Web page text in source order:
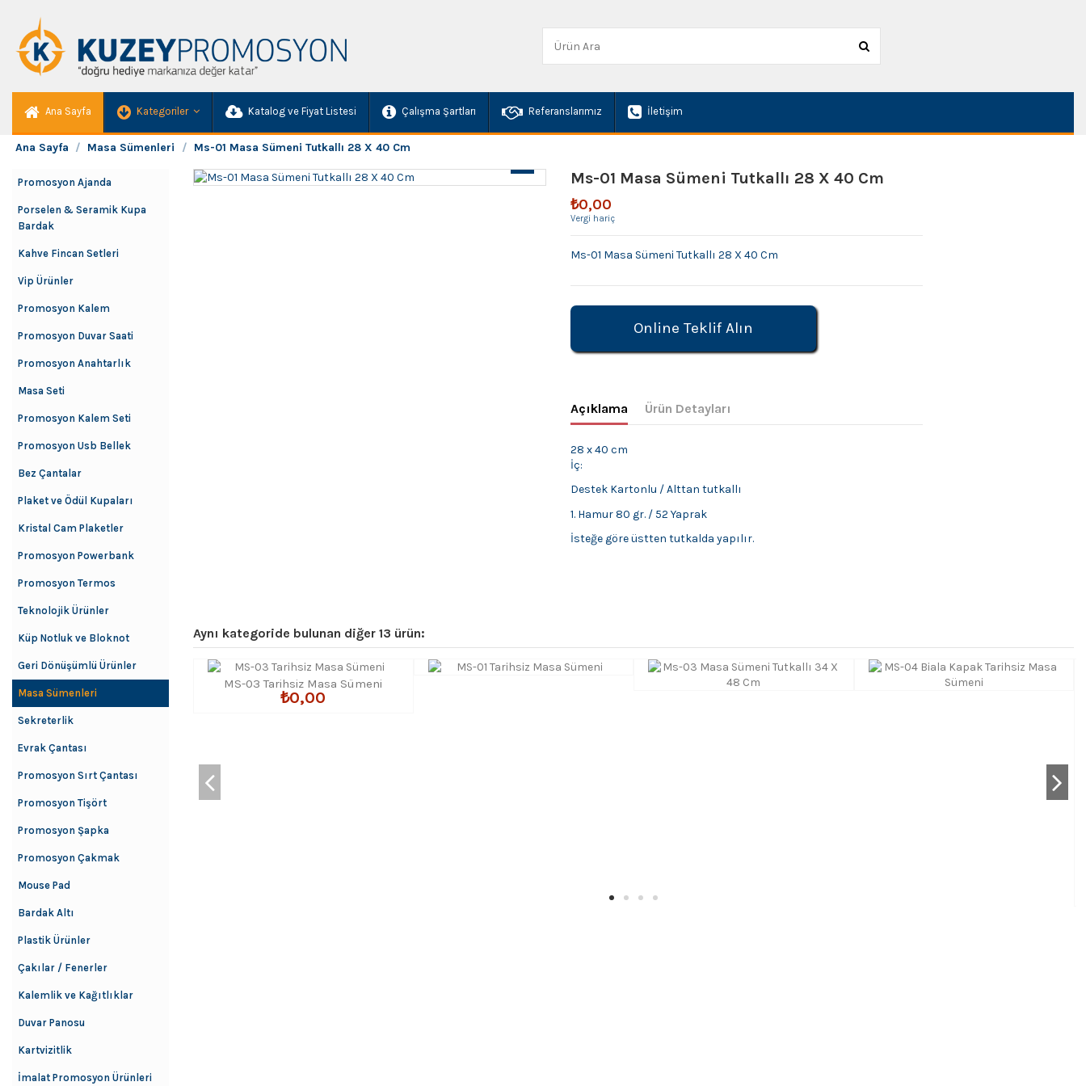
Ana Sayfa Kategoriler Katalog ve Fiyat Listesi Çalışma Şartları Referanslarımız İletişim
Ana Sayfa Masa Sümenleri Ms-01 Masa Sümeni Tutkallı 28 X 40 Cm
Ms-01 Masa Sümeni Tutkallı 28 X 40 Cm
₺0,00
Vergi hariç
Ms-01 Masa Sümeni Tutkallı 28 X 40 Cm
Online Teklif Alın
Açıklama Ürün Detayları
28 x 40 cm
İç:
Destek Kartonlu / Alttan tutkallı
1. Hamur 80 gr. / 52 Yaprak
İsteğe göre üstten tutkalda yapılır.
Aynı kategoride bulunan diğer 13 ürün:
MS-03 Tarihsiz Masa Sümeni
₺0,00
Promosyon Ajanda
Porselen & Seramik Kupa
Bardak
Kahve Fincan Setleri
Vip Ürünler
Promosyon Kalem
Promosyon Duvar Saati
Promosyon Anahtarlık
Masa Seti
Promosyon Kalem Seti
Promosyon Usb Bellek
Bez Çantalar
Plaket ve Ödül Kupaları
Kristal Cam Plaketler
Promosyon Powerbank
Promosyon Termos
Teknolojik Ürünler
Küp Notluk ve Bloknot
Geri Dönüşümlü Ürünler
Masa Sümenleri
Sekreterlik
Evrak Çantası
Promosyon Sırt Çantası
Promosyon Tişört
Promosyon Şapka
Promosyon Çakmak
Mouse Pad
Bardak Altı
Plastik Ürünler
Çakılar / Fenerler
Kalemlik ve Kağıtlıklar
Duvar Panosu
Kartvizitlik
İmalat Promosyon Ürünleri